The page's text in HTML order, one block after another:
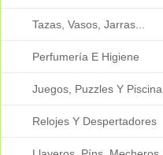
Tazas, Vasos, Jarras...
Perfumería E Higiene
Juegos, Puzzles Y Piscina
Relojes Y Despertadores